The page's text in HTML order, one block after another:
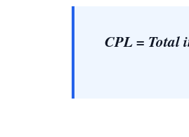
CPL = Total